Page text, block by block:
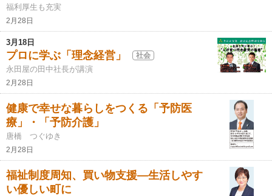
福利厚生も充実
2月28日
3月18日
プロに学ぶ「理念経営」 社会
永田屋の田中社長が講演
2月28日
健康で幸せな暮らしをつくる「予防医
療」・「予防介護」
唐橋 つぐゆき
2月28日
福祉制度周知、買い物支援―生活しやす
い優しい町に